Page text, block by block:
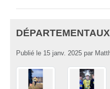
Publié le 15 janv. 2025 par